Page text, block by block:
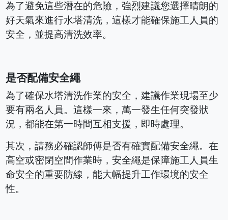
為了避免這些潛在的危險，強烈建議您選擇晴朗的
好天氣來進行水塔清洗，這樣才能確保施工人員的
安全，並提高清洗效率。
是否配備安全繩
為了確保水塔清洗作業的安全，建議作業現場至少
要有兩名人員。這樣一來，萬一發生任何突發狀
況，都能在第一時間互相支援，即時處理。
其次，請務必確認師傅是否有確實配備安全繩。在
高空或密閉空間作業時，安全繩是保障施工人員生
命安全的重要防線，能大幅提升工作環境的安全
性。